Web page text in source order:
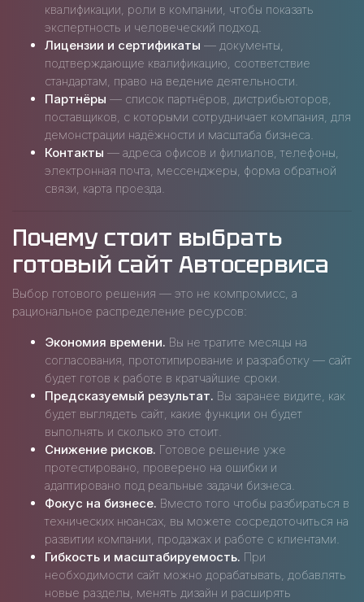
квалификации, роли в компании, чтобы показать
экспертность и человеческий подход.
Лицензии и сертификаты — документы,
подтверждающие квалификацию, соответствие
стандартам, право на ведение деятельности.
Партнёры — список партнёров, дистрибьюторов,
поставщиков, с которыми сотрудничает компания, для
демонстрации надёжности и масштаба бизнеса.
Контакты — адреса офисов и филиалов, телефоны,
электронная почта, мессенджеры, форма обратной
связи, карта проезда.
Почему стоит выбрать
готовый сайт Автосервиса
Выбор готового решения — это не компромисс, а
рациональное распределение ресурсов:
Экономия времени. Вы не тратите месяцы на
согласования, прототипирование и разработку — сайт
будет готов к работе в кратчайшие сроки.
Предсказуемый результат. Вы заранее видите, как
будет выглядеть сайт, какие функции он будет
выполнять и сколько это стоит.
Снижение рисков. Готовое решение уже
протестировано, проверено на ошибки и
адаптировано под реальные задачи бизнеса.
Фокус на бизнесе. Вместо того чтобы разбираться в
технических нюансах, вы можете сосредоточиться на
развитии компании, продажах и работе с клиентами.
Гибкость и масштабируемость. При
необходимости сайт можно дорабатывать, добавлять
новые разделы, менять дизайн и расширять